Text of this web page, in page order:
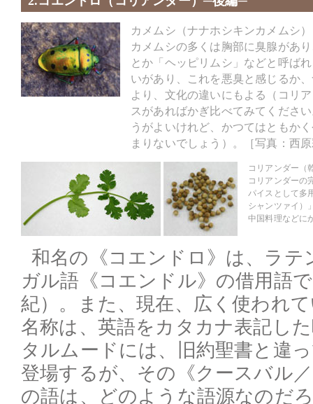
カメムシ（ナナホシキンカメムシ）
カメムシの多くは胸部に臭腺があ
とか「ヘッピリムシ」などと呼ば
いがあり、これを悪臭と感じるか
より、文化の違いにもよる（コリ
スがあればかぎ比べてみてくださ
うがよいけれど、かつてはともか
まりないでしょう）。［写真：西
コリアンダー（
コリアンダーの
パイスとして多
シャンツァイ）
中国料理などに
和名の《コエンドロ》は、ラテ
ガル語《コエンドル》の借用語
紀）。また、現在、広く使われ
名称は、英語をカタカナ表記し
タルムードには、旧約聖書と違
登場するが、その《クースバル
の語は、どのような語源なのだ